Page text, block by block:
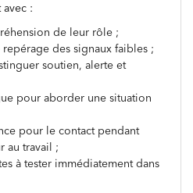
:
de leur rôle ;
des signaux faibles ;
soutien, alerte et
pour aborder une situation
pour le contact pendant
au travail ;
à tester immédiatement dans